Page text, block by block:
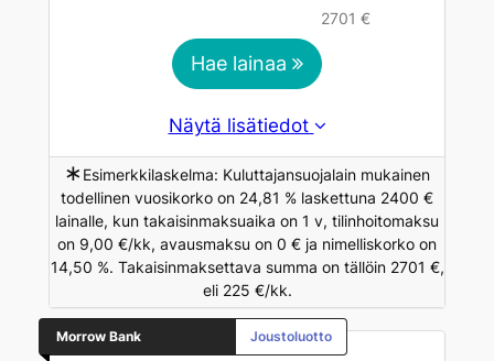
2701 €
Hae lainaa
Näytä lisätiedot
∗ Esimerkkilaskelma: Kuluttajansuojalain mukainen
todellinen vuosikorko on 24,81 % laskettuna 2400 €
lainalle, kun takaisinmaksuaika on 1 v, tilinhoitomaksu
on 9,00 €/kk, avausmaksu on 0 € ja nimelliskorko on
14,50 %. Takaisinmaksettava summa on tällöin 2701 €,
eli 225 €/kk.
Morrow Bank Joustoluotto